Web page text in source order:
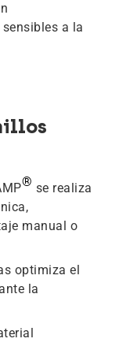
a la
® se realiza
manual o
optimiza el
la